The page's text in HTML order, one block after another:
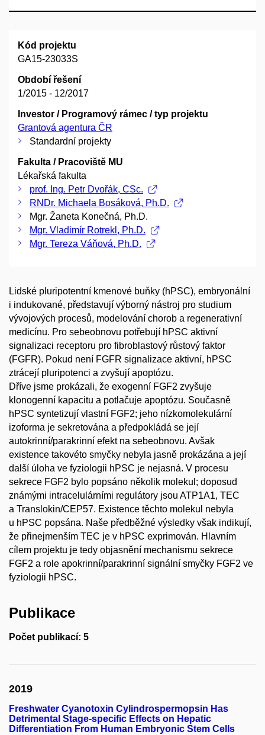
Kód projektu
GA15-23033S
Období řešení
1/2015 - 12/2017
Investor / Programový rámec / typ projektu
Grantová agentura ČR
Standardní projekty
Fakulta / Pracoviště MU
Lékařská fakulta
prof. Ing. Petr Dvořák, CSc.
RNDr. Michaela Bosáková, Ph.D.
Mgr. Žaneta Konečná, Ph.D.
Mgr. Vladimír Rotrekl, Ph.D.
Mgr. Tereza Váňová, Ph.D.
Lidské pluripotentní kmenové buňky (hPSC), embryonální
i indukované, představují výborný nástroj pro studium
vývojových procesů, modelování chorob a regenerativní
medicínu. Pro sebeobnovu potřebují hPSC aktivní
signalizaci receptoru pro fibroblastový růstový faktor
(FGFR). Pokud není FGFR signalizace aktivní, hPSC
ztrácejí pluripotenci a zvyšují apoptózu.
Dříve jsme prokázali, že exogenní FGF2 zvyšuje
klonogenní kapacitu a potlačuje apoptózu. Současně
hPSC syntetizují vlastní FGF2; jeho nízkomolekulární
izoforma je sekretována a předpokládá se její
autokrinní/parakrinní efekt na sebeobnovu. Avšak
existence takovéto smyčky nebyla jasně prokázána a její
další úloha ve fyziologii hPSC je nejasná. V procesu
sekrece FGF2 bylo popsáno několik molekul; doposud
známými intracelulárními regulátory jsou ATP1A1, TEC
a Translokin/CEP57. Existence těchto molekul nebyla
u hPSC popsána. Naše předběžné výsledky však indikují,
že přinejmenším TEC je v hPSC exprimován. Hlavním
cílem projektu je tedy objasnění mechanismu sekrece
FGF2 a role apokrinní/parakrinní signální smyčky FGF2 ve
fyziologii hPSC.
Publikace
Počet publikací: 5
2019
Freshwater Cyanotoxin Cylindrospermopsin Has
Detrimental Stage-specific Effects on Hepatic
Differentiation From Human Embryonic Stem Cells